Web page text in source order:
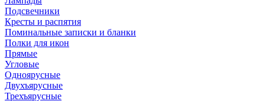
Подсвечники
Кресты и распятия
Поминальные записки и бланки
Полки для икон
Прямые
Угловые
Одноярусные
Двухъярусные
Трехъярусные